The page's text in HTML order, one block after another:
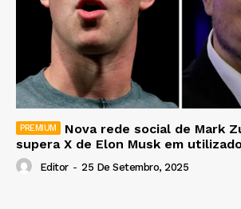
Nova rede social de Mark
supera X de Elon Musk em
Editor - 25 De Setembro, 2025